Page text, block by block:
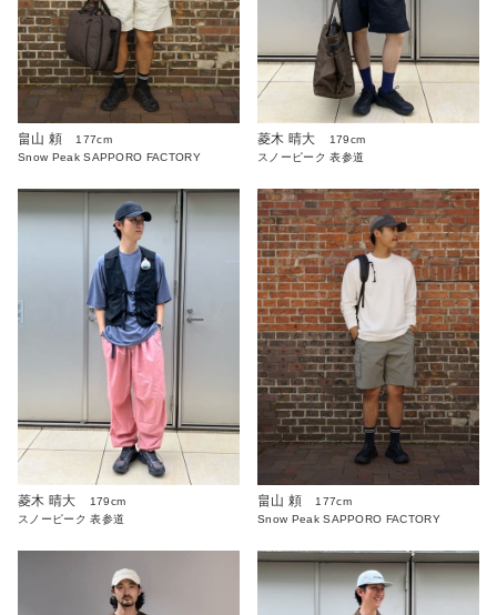
畠山 頼
177cm
Snow Peak SAPPORO FACTORY
菱木 晴大
179cm
スノーピーク 表参道
菱木 晴大
179cm
スノーピーク 表参道
畠山 頼
177cm
Snow Peak SAPPORO FACTORY